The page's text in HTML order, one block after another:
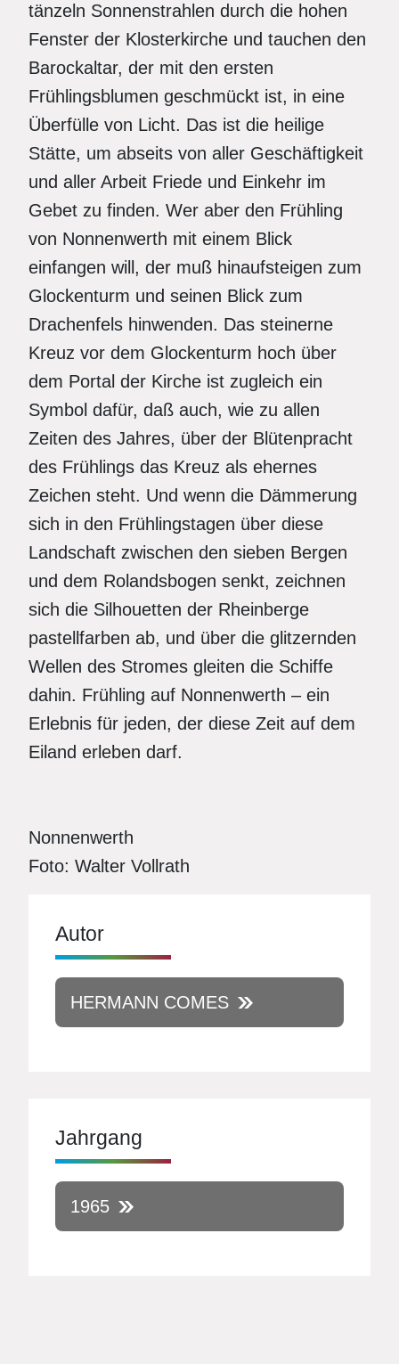
tänzeln Sonnenstrahlen durch die hohen
Fenster der Klosterkirche und tauchen den
Barockaltar, der mit den ersten
Frühlingsblumen geschmückt ist, in eine
Überfülle von Licht. Das ist die heilige
Stätte, um abseits von aller Geschäftigkeit
und aller Arbeit Friede und Einkehr im
Gebet zu finden. Wer aber den Frühling
von Nonnenwerth mit einem Blick
einfangen will, der muß hinaufsteigen zum
Glockenturm und seinen Blick zum
Drachenfels hinwenden. Das steinerne
Kreuz vor dem Glockenturm hoch über
dem Portal der Kirche ist zugleich ein
Symbol dafür, daß auch, wie zu allen
Zeiten des Jahres, über der Blütenpracht
des Frühlings das Kreuz als ehernes
Zeichen steht. Und wenn die Dämmerung
sich in den Frühlingstagen über diese
Landschaft zwischen den sieben Bergen
und dem Rolandsbogen senkt, zeichnen
sich die Silhouetten der Rheinberge
pastellfarben ab, und über die glitzernden
Wellen des Stromes gleiten die Schiffe
dahin. Frühling auf Nonnenwerth – ein
Erlebnis für jeden, der diese Zeit auf dem
Eiland erleben darf.
Nonnenwerth
Foto: Walter Vollrath
Autor
HERMANN COMES
Jahrgang
1965